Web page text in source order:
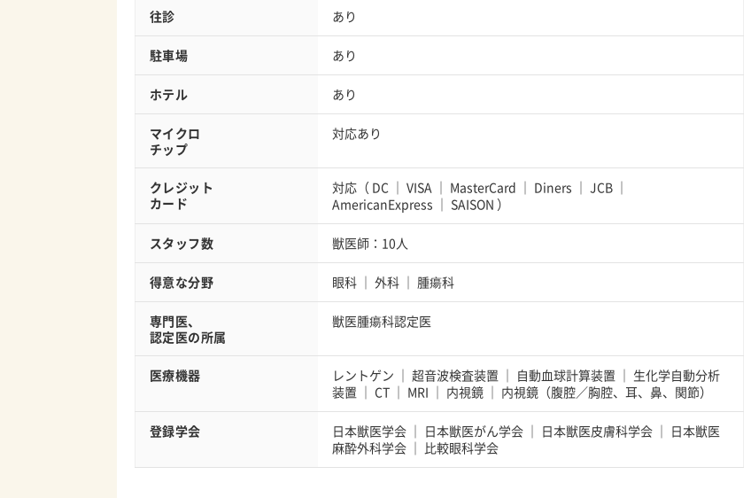
往診 あり
駐車場 あり
ホテル あり
マイクロ
チップ
対応あり
クレジット
カード
対応（ DC VISA MasterCard Diners
JCB
AmericanExpress
SAISON ）
スタッフ数 獣医師：10人
得意な分野 眼科 外科 腫瘍科
専門医、
認定医の所属
獣医腫瘍科認定医
医療機器 レントゲン 超音波検査装置 自動血球計算装置
生化学自動分析
装置
CT MRI 内視鏡 内視鏡（腹腔／胸腔、耳、鼻、関節）
登録学会 日本獣医学会 日本獣医がん学会 日本獣医皮膚科学会
日本獣医
麻酔外科学会
比較眼科学会